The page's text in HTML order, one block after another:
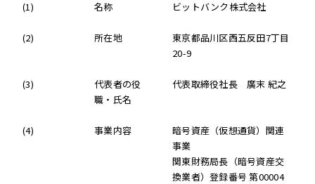
(1) 名称 ビットバンク株式会社
(2) 所在地
東京都品川区西五反田7丁目
20-9
(3)
代表者の役
職・氏名
代表取締役社長 廣末 紀之
(4) 事業内容
暗号資産（仮想通貨）関連
事業
関東財務局長（暗号資産交
換業者）登録番号 第00004